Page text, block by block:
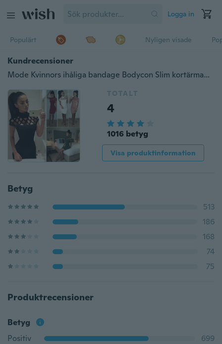
Logga in
Populärt Nyligen visade
Kundrecensioner
Mode Kvinnors ihåliga bandage Bodycon Slim kortärmad kväll Party Cocktail Pencil Mini klänning
TOTALT
4
1016 betyg
Visa produktinformation
Betyg
513
186
168
74
75
Produktrecensioner
Betyg
Positiv
699